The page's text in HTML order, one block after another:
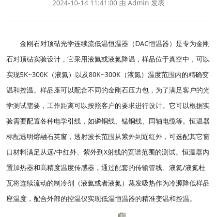
2024-10-14 11:41:00 由 Admin 发表
金刚石对顶砧光学连续流低温恒温器（DAC恒温器）是专为金刚
石对顶砧实验设计，它采用液氦或液氮降温，样品位于真空中，可以
实现5K~300K（液氦）以及80K~300K（液氮）温度范围内的精确变
温和控温。样品座可以配合不同的金刚石压力包，为了满足客户的光
学测试需要，工作距离可以按照客户的要求进行设计。它可以根据实
验需要配置各种电学引线，如磷铜线、锰铜线、同轴电缆等。恒温器
标配透明熔融石英窗，透射波长范围从紫外到近红外，可选配其它窗
口材料满足从远/中红外、紫外到X射线的宽谱范围的测试。恒温器内
置加热器和高精度温度传感器，通过配套的传输管线、液氦/液氮杜
瓦将连续流动的制冷剂（液氦或者液氮）蒸发吸热作为冷源降低样品
座温度，配合外部的控温仪实现低温恒温器的精准变温和控温。